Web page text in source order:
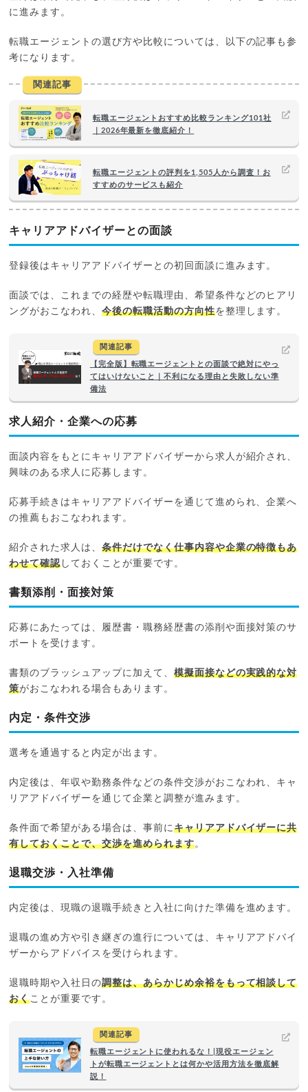
に進みます。
転職エージェントの選び方や比較については、以下の記事も参
考になります。
関連記事
転職エージェントおすすめ比較ランキング101社
｜2026年最新を徹底紹介！
転職エージェントの評判を1,505人から調査！お
すすめのサービスも紹介
キャリアアドバイザーとの面談
登録後はキャリアアドバイザーとの初回面談に進みます。
面談では、これまでの経歴や転職理由、希望条件などのヒアリ
ングがおこなわれ、今後の転職活動の方向性を整理します。
関連記事
【完全版】転職エージェントとの面談で絶対にやっ
てはいけないこと｜不利になる理由と失敗しない準
備法
求人紹介・企業への応募
面談内容をもとにキャリアアドバイザーから求人が紹介され、
興味のある求人に応募します。
応募手続きはキャリアアドバイザーを通じて進められ、企業へ
の推薦もおこなわれます。
紹介された求人は、条件だけでなく仕事内容や企業の特徴もあ
わせて確認 しておくことが重要です。
書類添削・面接対策
応募にあたっては、履歴書・職務経歴書の添削や面接対策のサ
ポートを受けます。
書類のブラッシュアップに加えて、 模擬面接などの実践的な対
策がおこなわれる場合もあります。
内定・条件交渉
選考を通過すると内定が出ます。
内定後は、年収や勤務条件などの条件交渉がおこなわれ、キャ
リアアドバイザーを通じて企業と調整が進みます。
条件面で希望がある場合は、事前にキャリアアドバイザーに共
有しておくことで、交渉を進められます。
退職交渉・入社準備
内定後は、現職の退職手続きと入社に向けた準備を進めます。
退職の進め方や引き継ぎの進行については、キャリアアドバイ
ザーからアドバイスを受けられます。
退職時期や入社日の調整は、あらかじめ余裕をもって相談して
おくことが重要です。
関連記事
転職エージェントに使われるな！|現役エージェン
トが転職エージェントとは何かや活用方法を徹底解
説！